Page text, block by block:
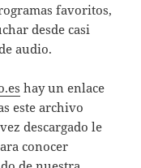
favoritos,
desde casi
audio.
hay un enlace
este archivo
descargado le
conocer